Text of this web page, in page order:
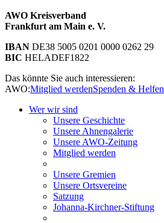
AWO Kreisverband
Frankfurt am Main e. V.
IBAN DE38 5005 0201 0000 0262 29
BIC HELADEF1822
Das könnte Sie auch interessieren:
AWO:Mitglied werdenSpenden & Helfen
Wer wir sind
Unsere Geschichte
Unsere Ahnengalerie
Unsere AWO-Zeitung
Mitglied werden
Unsere Gremien
Unsere Ortsvereine
Satzung
Johanna-Kirchner-Stiftung